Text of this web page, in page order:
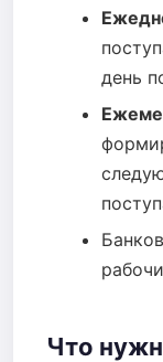
день
Что